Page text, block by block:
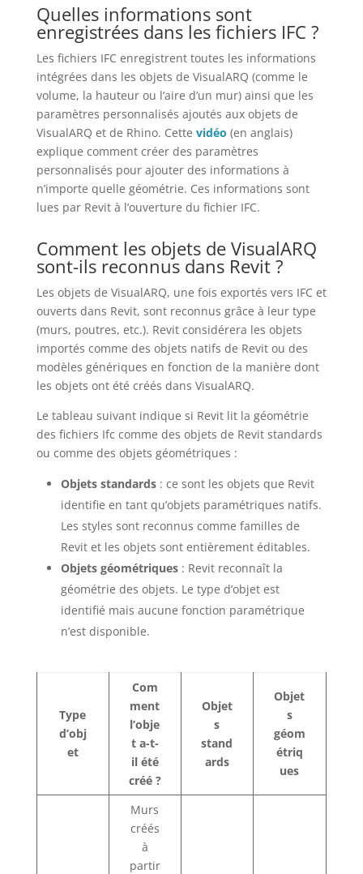
Quelles informations sont
enregistrées dans les fichiers IFC ?
Les fichiers IFC enregistrent toutes les informations
intégrées dans les objets de VisualARQ (comme le
volume, la hauteur ou l’aire d’un mur) ainsi que les
paramètres personnalisés ajoutés aux objets de
VisualARQ et de Rhino. Cette vidéo (en anglais)
explique comment créer des paramètres
personnalisés pour ajouter des informations à
n’importe quelle géométrie. Ces informations sont
lues par Revit à l’ouverture du fichier IFC.
Comment les objets de VisualARQ
sont-ils reconnus dans Revit ?
Les objets de VisualARQ, une fois exportés vers IFC et
ouverts dans Revit, sont reconnus grâce à leur type
(murs, poutres, etc.). Revit considérera les objets
importés comme des objets natifs de Revit ou des
modèles génériques en fonction de la manière dont
les objets ont été créés dans VisualARQ.
Le tableau suivant indique si Revit lit la géométrie
des fichiers Ifc comme des objets de Revit standards
ou comme des objets géométriques :
Objets standards : ce sont les objets que Revit
identifie en tant qu’objets paramétriques natifs.
Les styles sont reconnus comme familles de
Revit et les objets sont entièrement éditables.
Objets géométriques : Revit reconnaît la
géométrie des objets. Le type d’objet est
identifié mais aucune fonction paramétrique
n’est disponible.
Type
d’obj
et
Com
ment
l’obje
t a-t-
il été
créé ?
Objet
s
stand
ards
Objet
s
géom
étriq
ues
Murs
créés
à
partir